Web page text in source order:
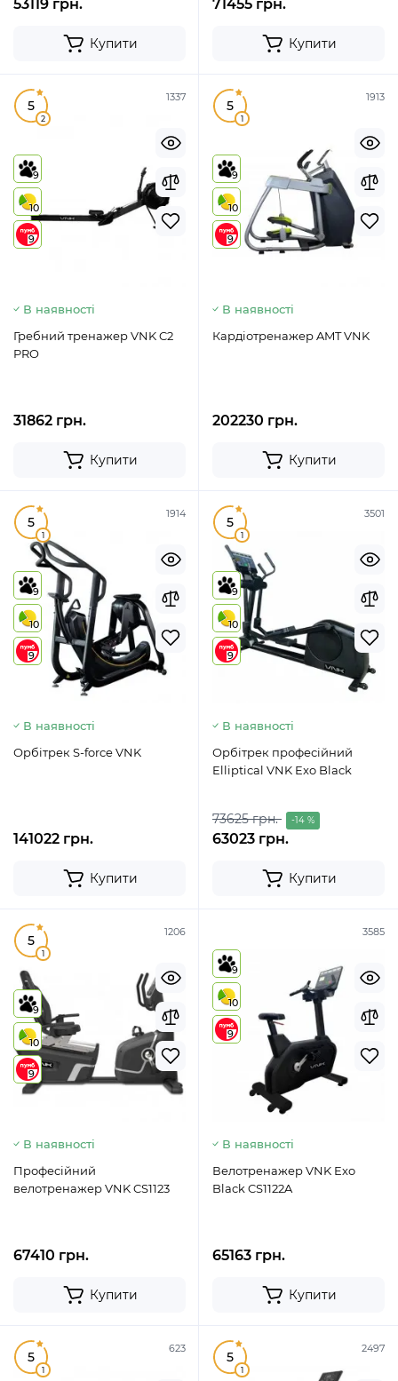
53119 грн.
Купити
71455 грн.
Купити
1337
5
2
9
10
9
В наявності
Гребний тренажер VNK C2
PRO
31862 грн.
Купити
1913
5
1
9
10
9
В наявності
Кардіотренажер AMT VNK
202230 грн.
Купити
1914
5
1
9
10
9
В наявності
Орбітрек S-force VNK
141022 грн.
Купити
3501
5
1
9
10
9
В наявності
Орбітрек професійний
Elliptical VNK Exo Black
73625 грн. -14 %
63023 грн.
Купити
1206
5
1
9
10
9
В наявності
Професійний
велотренажер VNK CS1123
67410 грн.
Купити
3585
9
10
9
В наявності
Велотренажер VNK Exo
Black CS1122A
65163 грн.
Купити
623
5
1
2497
5
1